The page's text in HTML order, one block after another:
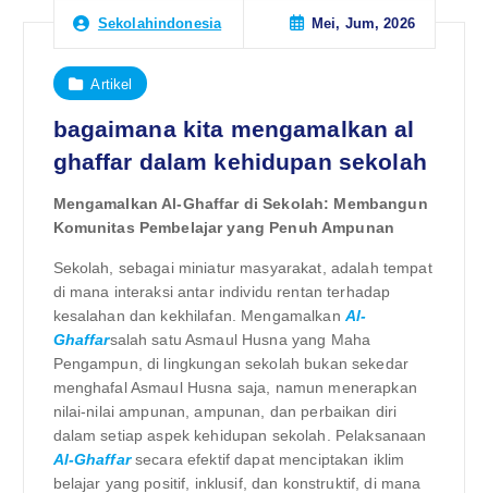
Sekolahindonesia Mei, Jum, 2026
Artikel
bagaimana kita mengamalkan al
ghaffar dalam kehidupan sekolah
Mengamalkan Al-Ghaffar di Sekolah: Membangun
Komunitas Pembelajar yang Penuh Ampunan
Sekolah, sebagai miniatur masyarakat, adalah tempat
di mana interaksi antar individu rentan terhadap
kesalahan dan kekhilafan. Mengamalkan Al-
Ghaffarsalah satu Asmaul Husna yang Maha
Pengampun, di lingkungan sekolah bukan sekedar
menghafal Asmaul Husna saja, namun menerapkan
nilai-nilai ampunan, ampunan, dan perbaikan diri
dalam setiap aspek kehidupan sekolah. Pelaksanaan
Al-Ghaffarsecara efektif dapat menciptakan iklim
belajar yang positif, inklusif, dan konstruktif, di mana